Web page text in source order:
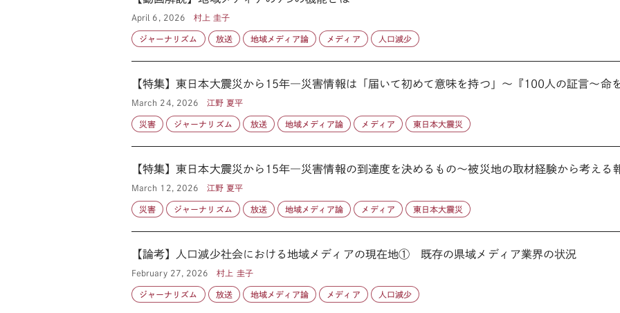
April 6, 2026 村上 圭子
ジャーナリズム 放送 地域メディア論 メディア 人口減少
【特集】東日本大震災から15年―災害情報は「届いて初めて意味を持つ」～『100人の証言～命
March 24, 2026 江野 夏平
災害 ジャーナリズム 放送 地域メディア論 メディア 東日本大震災
【特集】東日本大震災から15年―災害情報の到達度を決めるもの～被災地の取材経験から考える
March 12, 2026 江野 夏平
災害 ジャーナリズム 放送 地域メディア論 メディア 東日本大震災
【論考】人口減少社会における地域メディアの現在地① 既存の県域メディア業界の状況
February 27, 2026 村上 圭子
ジャーナリズム 放送 地域メディア論 メディア 人口減少